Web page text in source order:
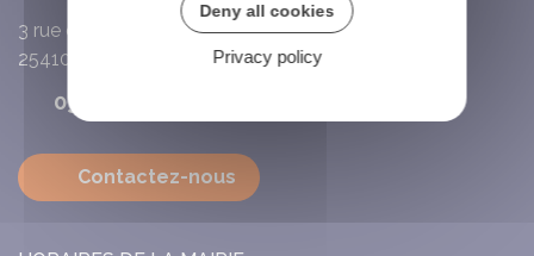
3 rue de l'Église
25410
Villars-Saint-Georges
03 81 63 72 93
Contactez-nous
Deny all cookies
Privacy policy